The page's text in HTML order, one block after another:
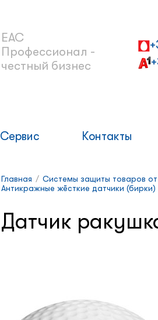
ЕАС
Профессионал -
честный бизнес
Сервис Контакты
Главная / Системы защиты товаров от
Антикражные жёсткие датчики (бирки)
Датчик